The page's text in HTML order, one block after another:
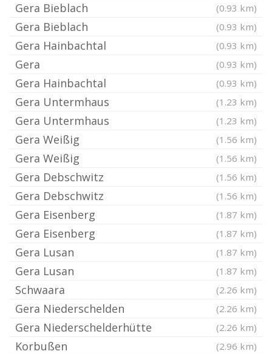
Gera Bieblach (0.93 km)
Gera Bieblach (0.93 km)
Gera Hainbachtal (0.93 km)
Gera (0.93 km)
Gera Hainbachtal (0.93 km)
Gera Untermhaus (1.23 km)
Gera Untermhaus (1.23 km)
Gera Weißig (1.56 km)
Gera Weißig (1.56 km)
Gera Debschwitz (1.56 km)
Gera Debschwitz (1.56 km)
Gera Eisenberg (1.87 km)
Gera Eisenberg (1.87 km)
Gera Lusan (1.87 km)
Gera Lusan (1.87 km)
Schwaara (2.26 km)
Gera Niederschelden (2.26 km)
Gera Niederschelderhütte (2.26 km)
Korbußen (2.96 km)